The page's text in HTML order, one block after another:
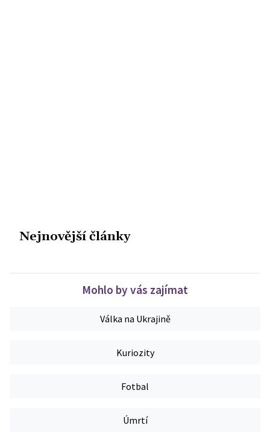
Nejnovější články
Mohlo by vás zajímat
Válka na Ukrajině
Kuriozity
Fotbal
Úmrtí